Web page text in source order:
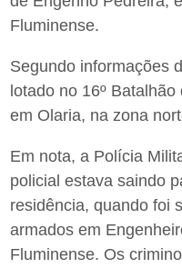
Fluminense.
Segundo informações
lotado no 16º
em Olaria, na zona
Em nota, a Polícia
policial estava saindo
residência, quando foi
armados em
Fluminense. Os